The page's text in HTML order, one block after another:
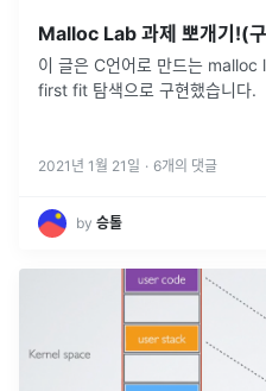
Malloc Lab 과제 뽀개기!(
이 글은 C언어로 만드는
first fit 탐색으로 구현했습니다.
2021년 1월 21일 · 6개의 댓글
by 승톨